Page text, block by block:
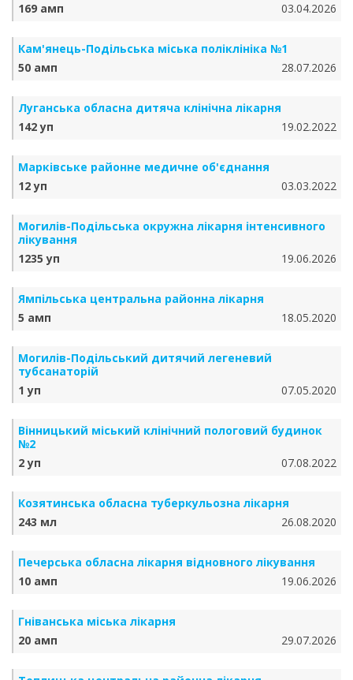
169 амп
03.04.2026
Кам'янець-Подільська міська поліклініка №1
50 амп
28.07.2026
Луганська обласна дитяча клінічна лікарня
142 уп
19.02.2022
Марківське районне медичне об'єднання
12 уп
03.03.2022
Могилів-Подільська окружна лікарня інтенсивного
лікування
1235 уп
19.06.2026
Ямпільська центральна районна лікарня
5 амп
18.05.2020
Могилів-Подільський дитячий легеневий
тубсанаторій
1 уп
07.05.2020
Вінницький міський клінічний пологовий будинок
№2
2 уп
07.08.2022
Козятинська обласна туберкульозна лікарня
243 мл
26.08.2020
Печерська обласна лікарня відновного лікування
10 амп
19.06.2026
Гніванська міська лікарня
20 амп
29.07.2026